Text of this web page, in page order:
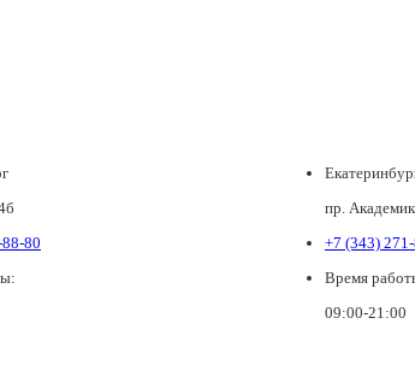
80
пр.
+7 (343)
Время
09:00-21:00